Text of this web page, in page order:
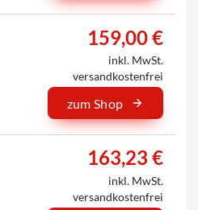
159,00 €
inkl. MwSt.
versandkostenfrei
zum Shop
163,23 €
inkl. MwSt.
versandkostenfrei